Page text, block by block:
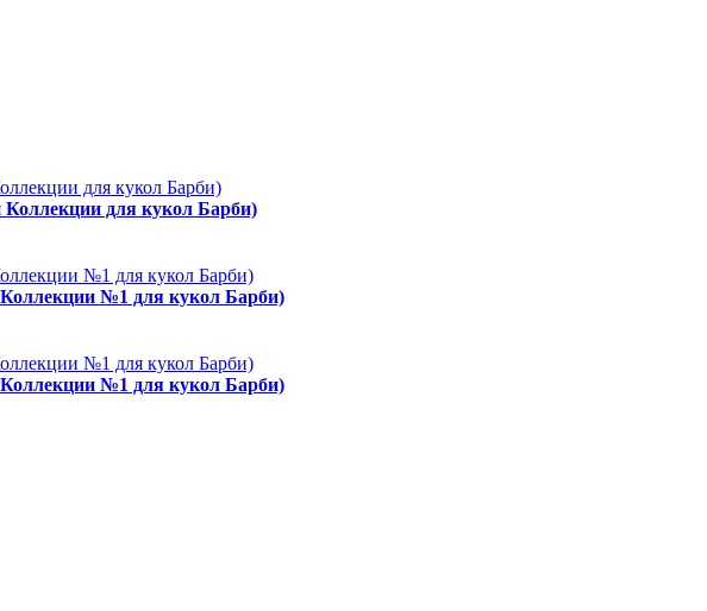
для кукол Барби)
Коллекции №1 для кукол Барби)
Коллекции №1 для кукол Барби)